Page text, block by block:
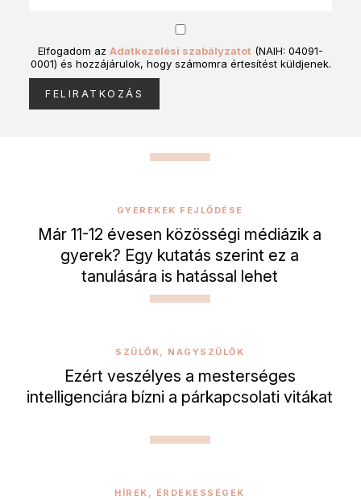
Elfogadom az Adatkezelési szabályzatot (NAIH: 04091-
0001) és hozzájárulok, hogy számomra értesítést küldjenek.
GYEREKEK FEJLŐDÉSE
Már 11-12 évesen közösségi médiázik a
gyerek? Egy kutatás szerint ez a
tanulására is hatással lehet
SZÜLŐK, NAGYSZÜLŐK
Ezért veszélyes a mesterséges
intelligenciára bízni a párkapcsolati vitákat
HÍREK, ÉRDEKESSÉGEK